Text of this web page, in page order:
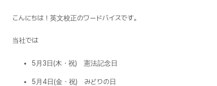
こんにちは！英文校正のワードバイスです。
当社では
5月3日(木・祝) 憲法記念日
5月4日(金・祝) みどりの日